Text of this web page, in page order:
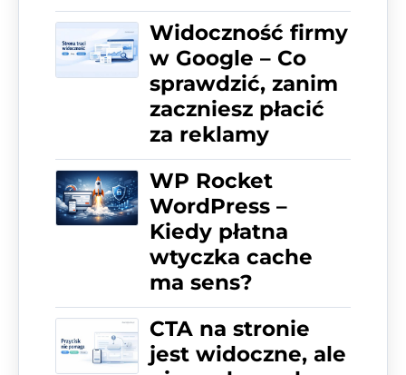
Widoczność firmy
w Google – Co
sprawdzić, zanim
zaczniesz płacić
za reklamy
WP Rocket
WordPress –
Kiedy płatna
wtyczka cache
ma sens?
CTA na stronie
jest widoczne, ale